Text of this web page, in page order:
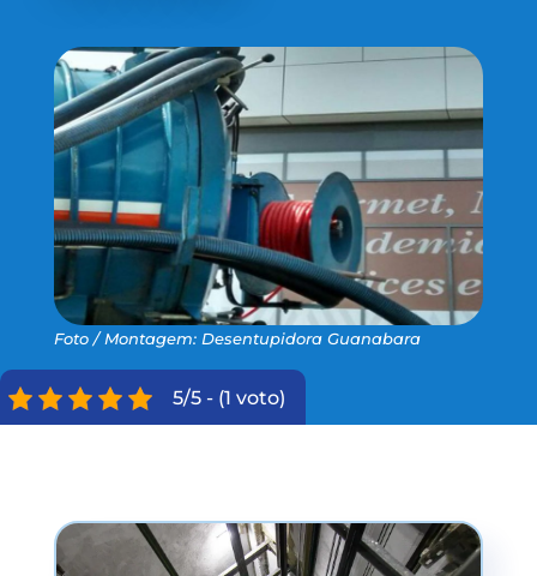
Foto / Montagem: Desentupidora Guanabara
5/5 - (1 voto)